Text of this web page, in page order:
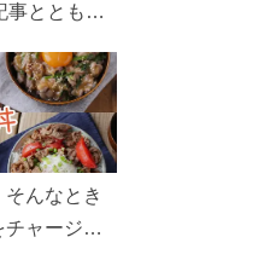
事とともに
わりまで。
ンテンツを
んなとき
ャージ！